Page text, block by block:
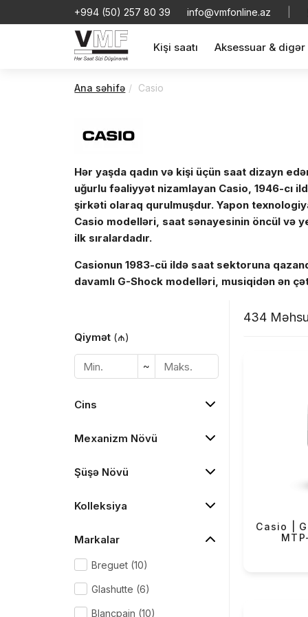
+994 (50) 257 80 39 info@vmfonline.az
Kişi saatı Aksessuar & digər
Ana səhifə Casio
Hər yaşda qadın və kişi üçün saat dizayn
uğurlu fəaliyyət nizamlayan Casio, 1946-cı
şirkəti olaraq qurulmuşdur. Yapon
Casio modelləri, saat sənayesinin öncül və
ilk sıralardadır.
Casionun 1983-cü ildə saat sektoruna
davamlı G-Shock modelləri, musiqidən ən
maraqlı və şık dizaynlari ilə yanı sıra, su
modellərdə titan, çəlik, polad, plastik və
keyfiyyətli dərilərdən də istifadə olunur.
işgüzar bəylərin vazkeçilməzidir. Baby-G
kombin yarada, Sheen modelləri ilə kübar
tamamlaya bilərsiniz.
Qiymət (₼)
~
Cins
Mexanizm Növü
Şüşə Növü
Kolleksiya
Markalar
Breguet (10)
Glashutte (6)
Blancpain (10)
434
Casio |